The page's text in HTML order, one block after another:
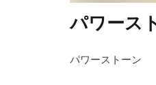
パワース
パワーストーン